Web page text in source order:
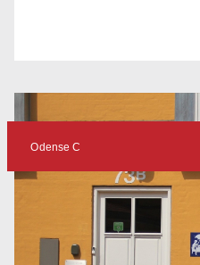
Odense C